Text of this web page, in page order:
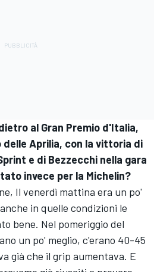
al Gran Premio d'Italia,
delle Aprilia, con la vittoria di
e di Bezzecchi nella gara
invece per la Michelin?
Il venerdì mattina era un po'
in quelle condizioni le
bene. Nel pomeriggio del
un po' meglio, c'erano 40-45
già che il grip aumentava. E